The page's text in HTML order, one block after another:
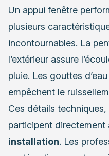
Un appui fenêtre
plusieurs
incontournables. La
l’extérieur assure
pluie. Les gouttes
empêchent le
Ces détails
participent directement
installation. Les